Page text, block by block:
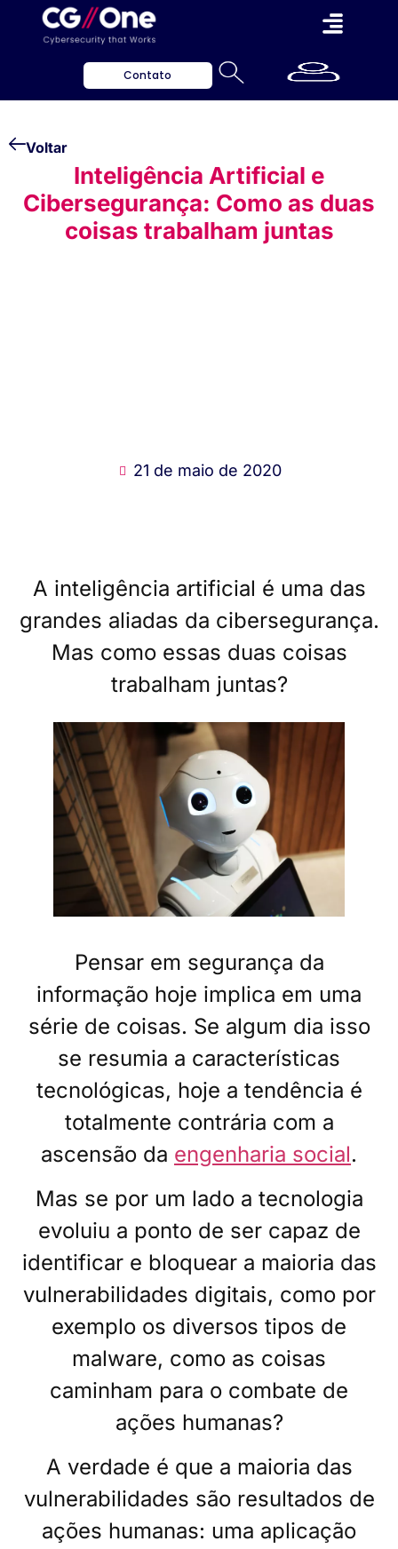
Contato
Voltar
Inteligência Artificial e
Cibersegurança: Como as duas
coisas trabalham juntas
21 de maio de 2020
A inteligência artificial é uma das
grandes aliadas da cibersegurança.
Mas como essas duas coisas
trabalham juntas?
Pensar em segurança da
informação hoje implica em uma
série de coisas. Se algum dia isso
se resumia a características
tecnológicas, hoje a tendência é
totalmente contrária com a
ascensão da engenharia social.
Mas se por um lado a tecnologia
evoluiu a ponto de ser capaz de
identificar e bloquear a maioria das
vulnerabilidades digitais, como por
exemplo os diversos tipos de
malware, como as coisas
caminham para o combate de
ações humanas?
A verdade é que a maioria das
vulnerabilidades são resultados de
ações humanas: uma aplicação